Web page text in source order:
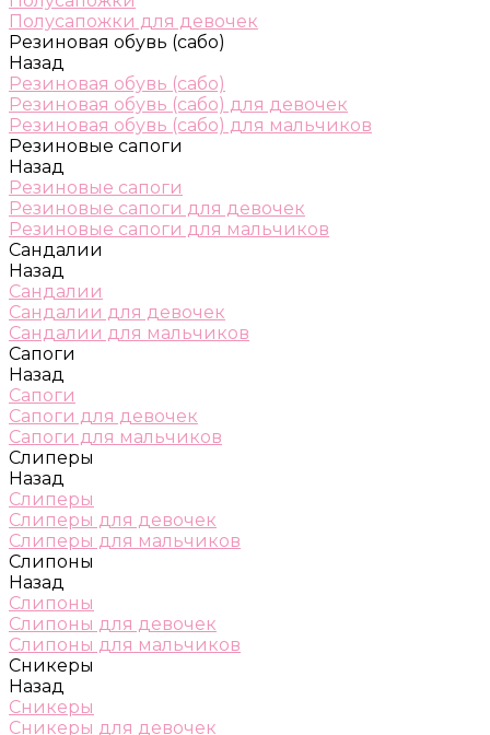
Полусапожки для девочек
Резиновая обувь (сабо)
Назад
Резиновая обувь (сабо)
Резиновая обувь (сабо) для девочек
Резиновая обувь (сабо) для мальчиков
Резиновые сапоги
Назад
Резиновые сапоги
Резиновые сапоги для девочек
Резиновые сапоги для мальчиков
Сандалии
Назад
Сандалии
Сандалии для девочек
Сандалии для мальчиков
Сапоги
Назад
Сапоги
Сапоги для девочек
Сапоги для мальчиков
Слиперы
Назад
Слиперы
Слиперы для девочек
Слиперы для мальчиков
Слипоны
Назад
Слипоны
Слипоны для девочек
Слипоны для мальчиков
Сникеры
Назад
Сникеры
Сникеры для девочек